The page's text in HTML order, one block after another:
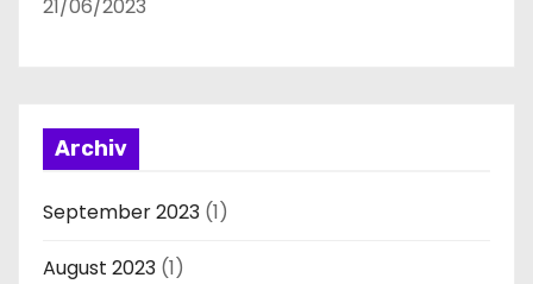
21/06/2023
Archiv
September 2023 (1)
August 2023 (1)